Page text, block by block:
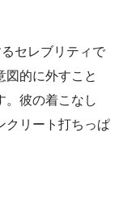
セレブリティで
図的に外すこと
。彼の着こなし
クリート打ちっぱ